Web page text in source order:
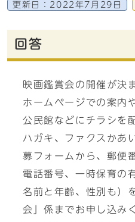
更新日： 2022年7月29日
回答
映画鑑賞会の開催が決
ホームページでの案内
公民館などにチラシを
ハガキ、ファクスかあ
募フォームから、郵便
電話番号、一時保育の
名前と年齢、性別も）
会」係までお申し込み